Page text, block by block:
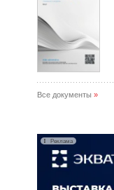
Все документы »
Реклама